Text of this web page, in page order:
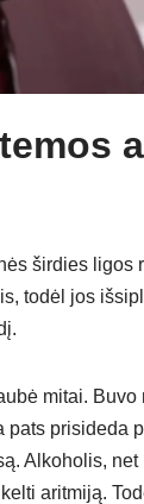
širdies ligos
todėl jos
mitai.
prisideda
Alkoholis,
aritmiją.